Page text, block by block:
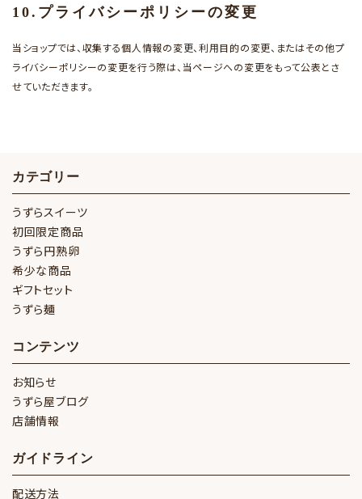
10.プライバシーポリシーの変更
当ショップでは、収集する個人情報の変更、利用目的の変更、またはその他プ
ライバシーポリシーの変更を行う際は、当ページへの変更をもって公表とさ
せていただきます。
カテゴリー
うずらスイーツ
初回限定商品
うずら円熟卵
希少な商品
ギフトセット
うずら麺
コンテンツ
お知らせ
うずら屋ブログ
店舗情報
ガイドライン
配送方法